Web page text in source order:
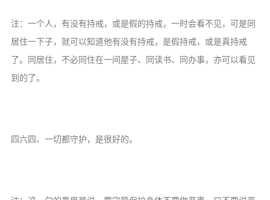
注：一个人，有没有持戒，或是假的持戒，一时会看不见，可是同
居住一下子，就可以知道他有没有持戒，是假持戒，或是真持戒
了。同居住，不必同住在一间屋子、同读书、同办事，亦可以看见
到的了。
四六四、一切都守护，是很好的。